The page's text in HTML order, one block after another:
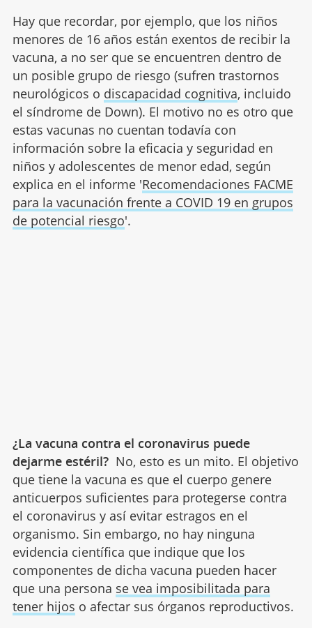
Hay que recordar, por ejemplo, que los niños
menores de 16 años están exentos de recibir la
vacuna, a no ser que se encuentren dentro de
un posible grupo de riesgo (sufren trastornos
neurológicos o discapacidad cognitiva, incluido
el síndrome de Down). El motivo no es otro que
estas vacunas no cuentan todavía con
información sobre la eficacia y seguridad en
niños y adolescentes de menor edad, según
explica en el informe 'Recomendaciones FACME
para la vacunación frente a COVID 19 en grupos
de potencial riesgo'.
¿La vacuna contra el coronavirus puede
dejarme estéril? No, esto es un mito. El objetivo
que tiene la vacuna es que el cuerpo genere
anticuerpos suficientes para protegerse contra
el coronavirus y así evitar estragos en el
organismo. Sin embargo, no hay ninguna
evidencia científica que indique que los
componentes de dicha vacuna pueden hacer
que una persona se vea imposibilitada para
tener hijos o afectar sus órganos reproductivos.